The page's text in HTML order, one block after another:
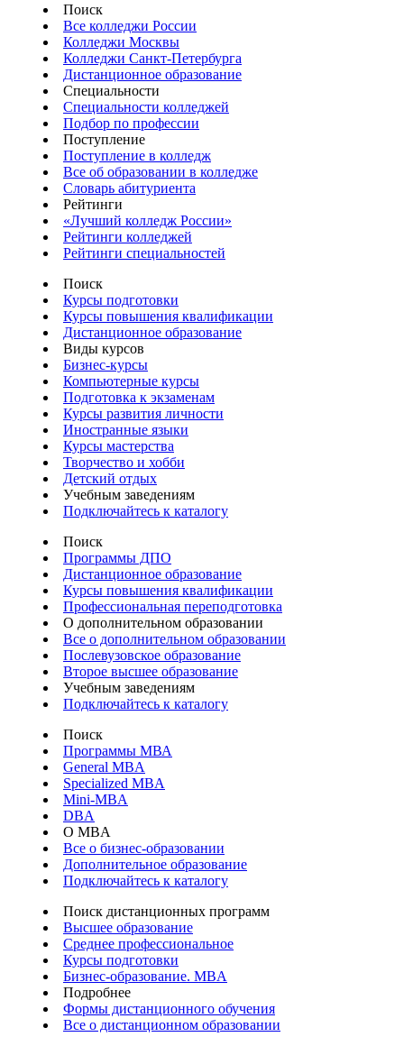
Поиск
Все колледжи России
Колледжи Москвы
Колледжи Санкт-Петербурга
Дистанционное образование
Специальности
Специальности колледжей
Подбор по профессии
Поступление
Поступление в колледж
Все об образовании в колледже
Словарь абитуриента
Рейтинги
«Лучший колледж России»
Рейтинги колледжей
Рейтинги специальностей
Поиск
Курсы подготовки
Курсы повышения квалификации
Дистанционное образование
Виды курсов
Бизнес-курсы
Компьютерные курсы
Подготовка к экзаменам
Курсы развития личности
Иностранные языки
Курсы мастерства
Творчество и хобби
Детский отдых
Учебным заведениям
Подключайтесь к каталогу
Поиск
Программы ДПО
Дистанционное образование
Курсы повышения квалификации
Профессиональная переподготовка
О дополнительном образовании
Все о дополнительном образовании
Послевузовское образование
Второе высшее образование
Учебным заведениям
Подключайтесь к каталогу
Поиск
Программы МВА
General MBA
Specialized MBA
Mini-MBA
DBA
О MBA
Все о бизнес-образовании
Дополнительное образование
Подключайтесь к каталогу
Поиск дистанционных программ
Высшее образование
Среднее профессиональное
Курсы подготовки
Бизнес-образование. MBA
Подробнее
Формы дистанционного обучения
Все о дистанционном образовании